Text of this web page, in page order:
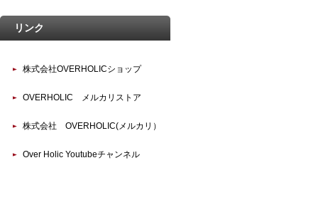
リンク
株式会社OVERHOLICショップ
OVERHOLIC メルカリストア
株式会社 OVERHOLIC(メルカリ）
Over Holic Youtubeチャンネル